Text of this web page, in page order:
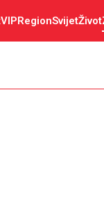
VIPRegionSvijetŽivot